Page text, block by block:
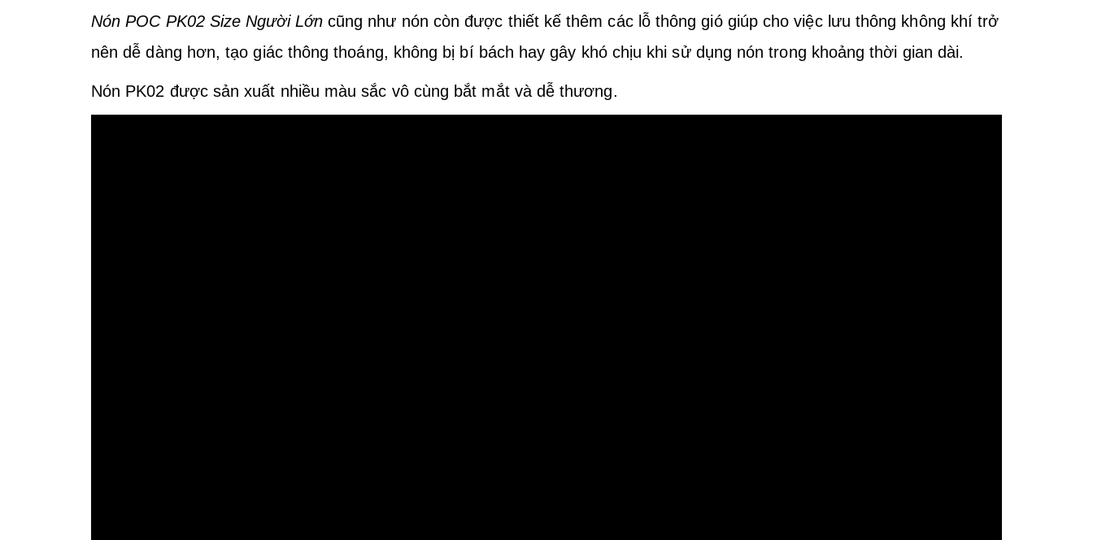
Nón POC PK02 Size Người Lớn cũng như nón còn được thiết kế thêm các lỗ thông gió giúp cho việc lưu thông không khí trở
nên dễ dàng hơn, tạo giác thông thoáng, không bị bí bách hay gây khó chịu khi sử dụng nón trong khoảng thời gian dài.
Nón PK02 được sản xuất nhiều màu sắc vô cùng bắt mắt và dễ thương.